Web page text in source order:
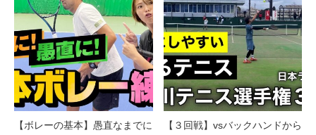
【ボレーの基本】愚直なまでに
【３回戦】vsバックハンドから